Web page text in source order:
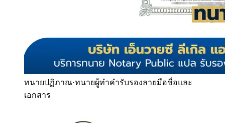
ทนายปฏิภาณ·ทนายผู้ทำคำรับรองลายมือชื่อและ
เอกสาร